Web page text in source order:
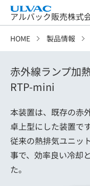
アルバック販売株式
HOME 製品情報
赤外線ランプ加
RTP-mini
本装置は、既存の赤
卓上型にした装置です
従来の熱排気ユニッ
事で、効率良い冷却
た。